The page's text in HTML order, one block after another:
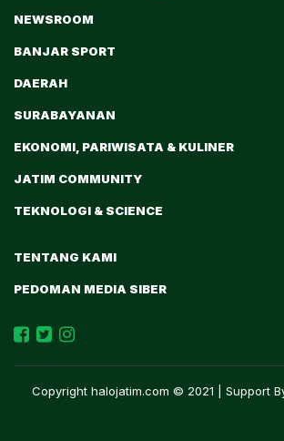
NEWSROOM
BANJAR SPORT
DAERAH
SURABAYANAN
EKONOMI, PARIWISATA & KULINER
JATIM COMMUNITY
TEKNOLOGI & SCIENCE
TENTANG KAMI
PEDOMAN MEDIA SIBER
Copyright halojatim.com © 2021 | Support